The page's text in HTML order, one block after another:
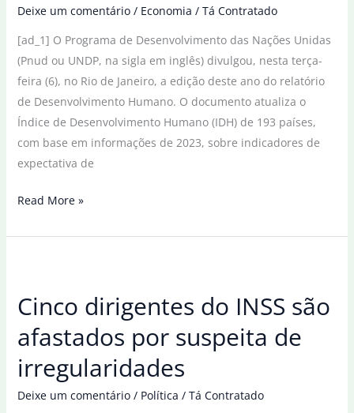
Deixe um comentário / Economia / Tá Contratado
[ad_1] O Programa de Desenvolvimento das Nações Unidas
(Pnud ou UNDP, na sigla em inglês) divulgou, nesta terça-
feira (6), no Rio de Janeiro, a edição deste ano do relatório
de Desenvolvimento Humano. O documento atualiza o
Índice de Desenvolvimento Humano (IDH) de 193 países,
com base em informações de 2023, sobre indicadores de
expectativa de
Brasil
cinco
ranking
IDH
e
na
Read More »
Cinco dirigentes do INSS são
afastados por suspeita de
irregularidades
Deixe um comentário / Política / Tá Contratado